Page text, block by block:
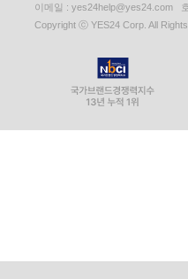
이메일 : yes24help@yes24.com
Copyright ⓒ YES24 Corp. All